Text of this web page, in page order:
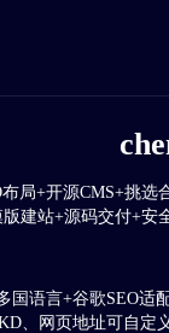
布局+开源CMS+挑选
版建站+源码交付+安
国语言+谷歌SEO适
、网页地址可自定